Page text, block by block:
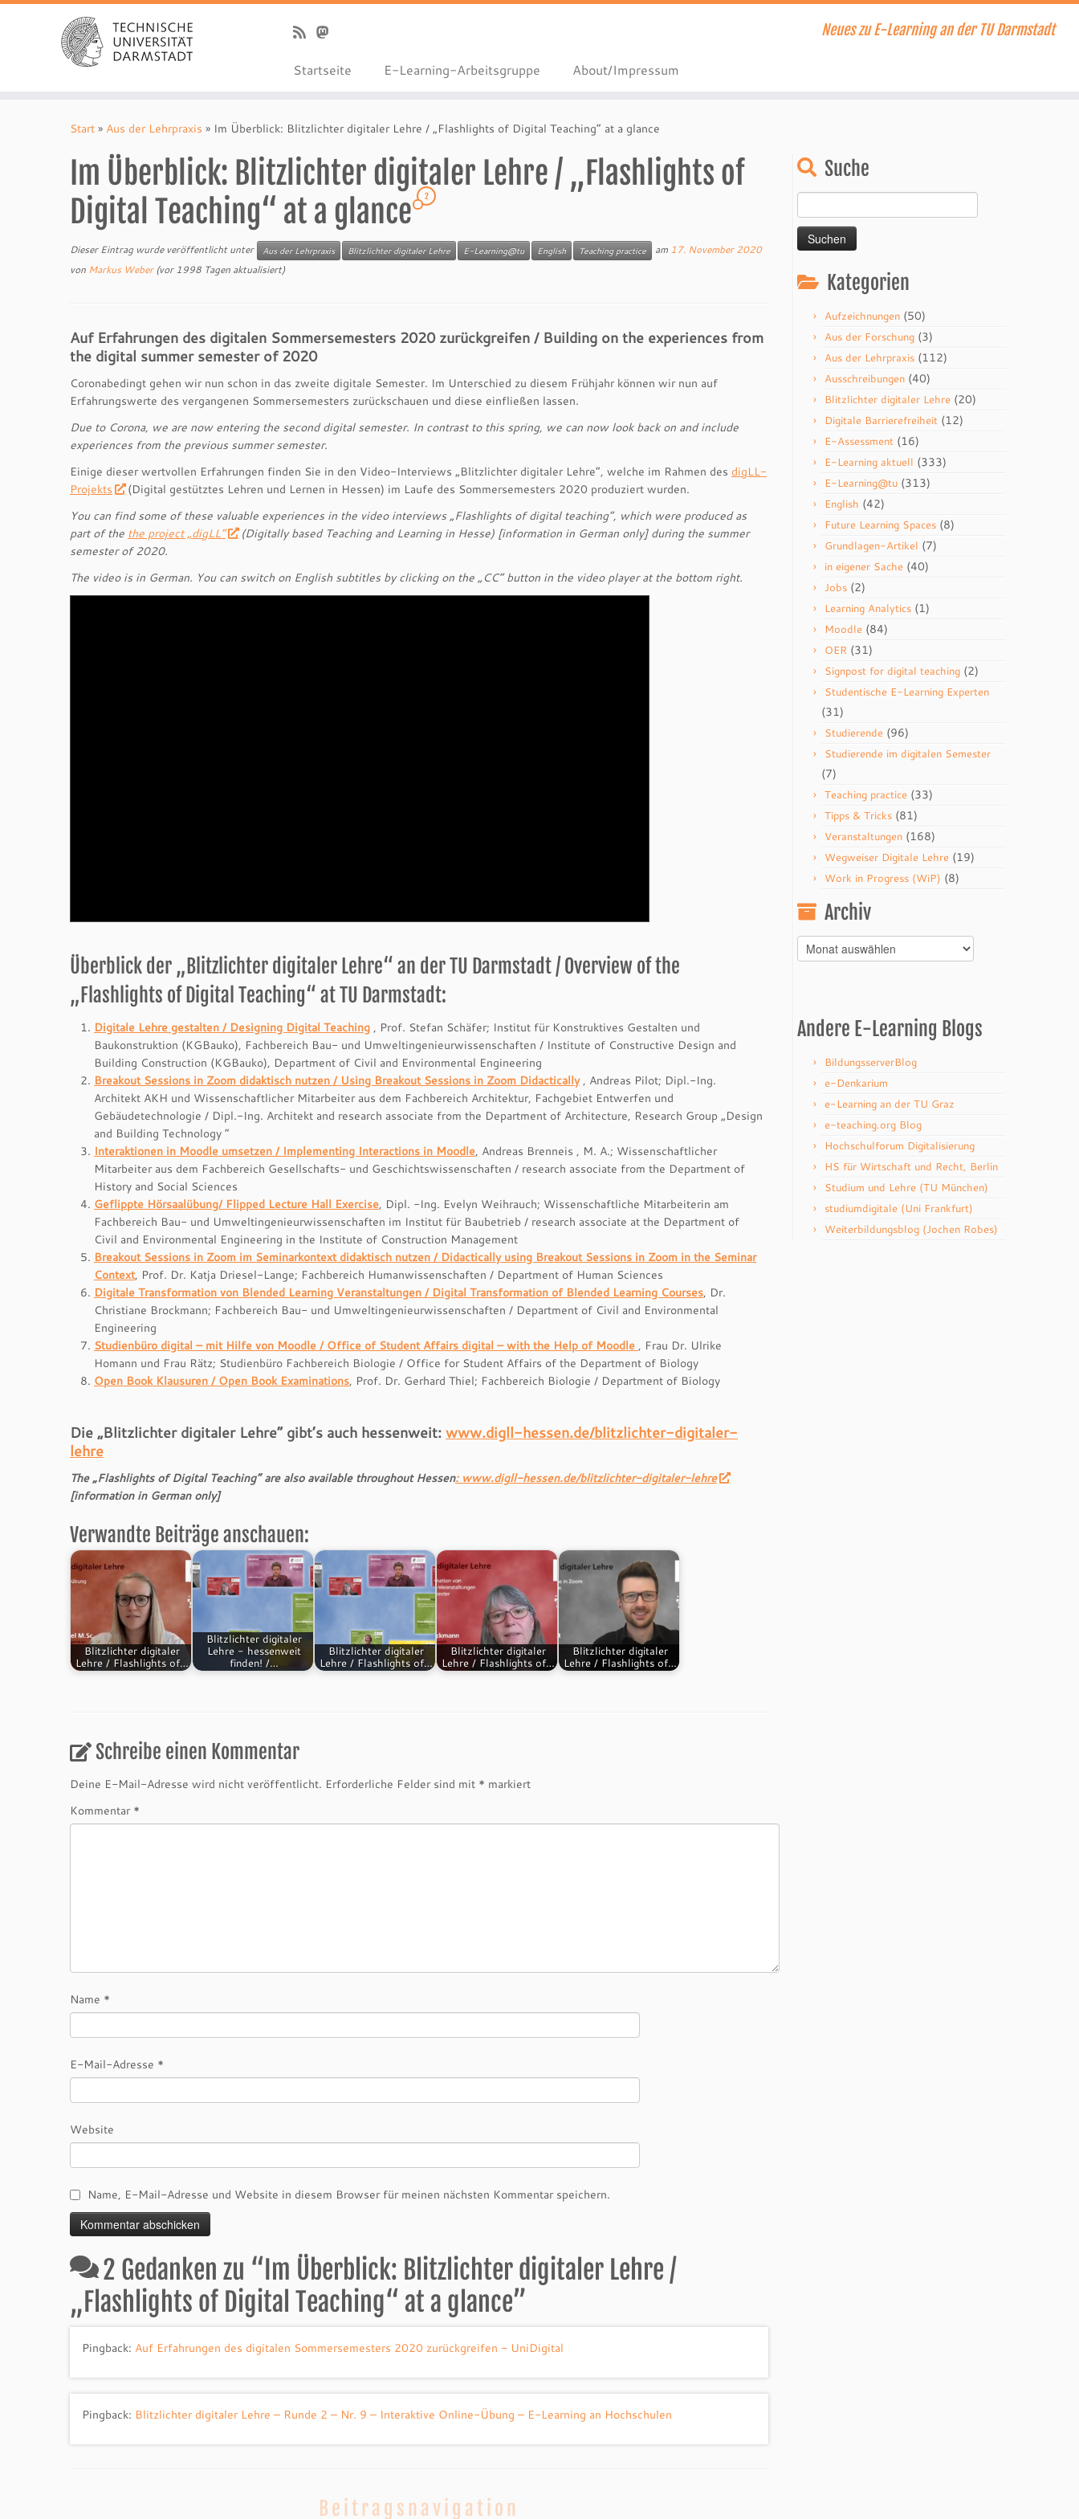
Neues zu E-Learning an der TU Darmstadt
Startseite E-Learning-Arbeitsgruppe About/Impressum
Start » Aus der Lehrpraxis » Im Überblick: Blitzlichter digitaler Lehre / „Flashlights of Digital Teaching“ at a glance
Im Überblick: Blitzlichter digitaler Lehre / „Flashlights of
Digital Teaching“ at a glance
2
Dieser Eintrag wurde veröffentlicht unter Aus der Lehrpraxis Blitzlichter digitaler Lehre E-Learning@tu English Teaching practice am 17. November 2020
von Markus Weber(vor 1998 Tagen aktualisiert)
Auf Erfahrungen des digitalen Sommersemesters 2020 zurückgreifen / Building on the experiences from
the digital summer semester of 2020
Coronabedingt gehen wir nun schon in das zweite digitale Semester. Im Unterschied zu diesem Frühjahr können wir nun auf
Erfahrungswerte des vergangenen Sommersemesters zurückschauen und diese einfließen lassen.
Due to Corona, we are now entering the second digital semester. In contrast to this spring, we can now look back on and include
experiences from the previous summer semester.
Einige dieser wertvollen Erfahrungen finden Sie in den Video-Interviews „Blitzlichter digitaler Lehre“, welche im Rahmen des digLL-
Projekts
(Digital gestütztes Lehren und Lernen in Hessen) im Laufe des Sommersemesters 2020 produziert wurden.
You can find some of these valuable experiences in the video interviews „Flashlights of digital teaching“, which were produced as
part of the the project „digLL”
(Digitally based Teaching and Learning in Hesse) [information in German only] during the summer
semester of 2020.
The video is in German. You can switch on English subtitles by clicking on the „CC“ button in the video player at the bottom right.
Überblick der „Blitzlichter digitaler Lehre“ an der TU Darmstadt / Overview of the
„Flashlights of Digital Teaching“ at TU Darmstadt:
Digitale Lehre gestalten / Designing Digital Teaching , Prof. Stefan Schäfer; Institut für Konstruktives Gestalten und
Baukonstruktion (KGBauko), Fachbereich Bau- und Umweltingenieurwissenschaften / Institute of Constructive Design and
Building Construction (KGBauko), Department of Civil and Environmental Engineering
Breakout Sessions in Zoom didaktisch nutzen / Using Breakout Sessions in Zoom Didactically, Andreas Pilot; Dipl.-Ing.
Architekt AKH und Wissenschaftlicher Mitarbeiter aus dem Fachbereich Architektur, Fachgebiet Entwerfen und
Gebäudetechnologie / Dipl.-Ing. Architekt and research associate from the Department of Architecture, Research Group „Design
and Building Technology “
Interaktionen in Moodle umsetzen / Implementing Interactions in Moodle, Andreas Brenneis , M. A.; Wissenschaftlicher
Mitarbeiter aus dem Fachbereich Gesellschafts- und Geschichtswissenschaften / research associate from the Department of
History and Social Sciences
Geflippte Hörsaalübung/ Flipped Lecture Hall Exercise, Dipl. -Ing. Evelyn Weihrauch; Wissenschaftliche Mitarbeiterin am
Fachbereich Bau- und Umweltingenieurwissenschaften im Institut für Baubetrieb / research associate at the Department of
Civil and Environmental Engineering in the Institute of Construction Management
Breakout Sessions in Zoom im Seminarkontext didaktisch nutzen / Didactically using Breakout Sessions in Zoom in the Seminar
Context, Prof. Dr. Katja Driesel-Lange; Fachbereich Humanwissenschaften / Department of Human Sciences
Digitale Transformation von Blended Learning Veranstaltungen / Digital Transformation of Blended Learning Courses, Dr.
Christiane Brockmann; Fachbereich Bau- und Umweltingenieurwissenschaften / Department of Civil and Environmental
Engineering
Studienbüro digital – mit Hilfe von Moodle / Office of Student Affairs digital – with the Help of Moodle , Frau Dr. Ulrike
Homann und Frau Rätz; Studienbüro Fachbereich Biologie / Office for Student Affairs of the Department of Biology
Open Book Klausuren / Open Book Examinations, Prof. Dr. Gerhard Thiel; Fachbereich Biologie / Department of Biology
Die „Blitzlichter digitaler Lehre“ gibt’s auch hessenweit:www.digll-hessen.de/blitzlichter-digitaler-
lehre
The „Flashlights of Digital Teaching“ are also available throughout Hessen: www.digll-hessen.de/blitzlichter-digitaler-lehre
[information in German only]
Verwandte Beiträge anschauen:
Blitzlichter digitaler
Lehre / Flashlights of…
Blitzlichter digitaler
Lehre - hessenweit
finden! /…
Blitzlichter digitaler
Lehre / Flashlights of…
Blitzlichter digitaler
Lehre / Flashlights of…
Blitzlichter digitaler
Lehre / Flashlights of…
Schreibe einen Kommentar
Deine E-Mail-Adresse wird nicht veröffentlicht. Erforderliche Felder sind mit * markiert
Kommentar *
Name *
E-Mail-Adresse *
Website
Name, E-Mail-Adresse und Website in diesem Browser für meinen nächsten Kommentar speichern.
2 Gedanken zu “ Im Überblick: Blitzlichter digitaler Lehre /
„Flashlights of Digital Teaching“ at a glance”
Pingback: Auf Erfahrungen des digitalen Sommersemesters 2020 zurückgreifen - UniDigital
Pingback: Blitzlichter digitaler Lehre – Runde 2 – Nr. 9 – Interaktive Online-Übung – E-Learning an Hochschulen
Beitragsnavigation
Suche
nach:
Kategorien
Aufzeichnungen (50)
Aus der Forschung (3)
Aus der Lehrpraxis (112)
Ausschreibungen (40)
Blitzlichter digitaler Lehre (20)
Digitale Barrierefreiheit (12)
E-Assessment (16)
E-Learning aktuell (333)
E-Learning@tu (313)
English (42)
Future Learning Spaces (8)
Grundlagen-Artikel (7)
in eigener Sache (40)
Jobs (2)
Learning Analytics (1)
Moodle (84)
OER (31)
Signpost for digital teaching (2)
Studentische E-Learning Experten
(31)
Studierende (96)
Studierende im digitalen Semester
(7)
Teaching practice (33)
Tipps & Tricks (81)
Veranstaltungen (168)
Wegweiser Digitale Lehre (19)
Work in Progress (WiP) (8)
Archiv
Archiv
Andere E-Learning Blogs
BildungsserverBlog
e-Denkarium
e-Learning an der TU Graz
e-teaching.org Blog
Hochschulforum Digitalisierung
HS für Wirtschaft und Recht, Berlin
Studium und Lehre (TU München)
studiumdigitale (Uni Frankfurt)
Weiterbildungsblog (Jochen Robes)